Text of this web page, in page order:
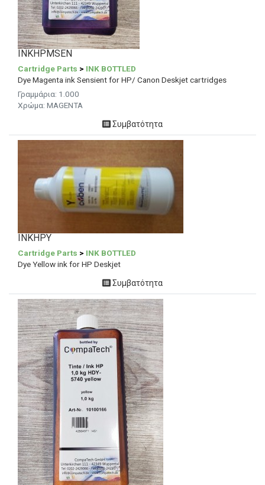
INKHPMSEN
Cartridge Parts > INK BOTTLED
Dye Magenta ink Sensient for HP/ Canon Deskjet cartridges
Γραμμάρια: 1.000
Χρώμα: MAGENTA
Συμβατότητα
INKHPY
Cartridge Parts > INK BOTTLED
Dye Yellow ink for HP Deskjet
Συμβατότητα